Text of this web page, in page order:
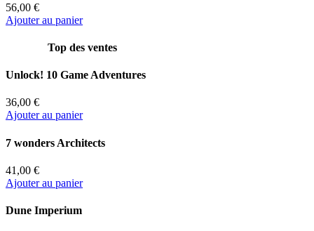
56,00 €
Ajouter au panier
Top des ventes
Unlock! 10 Game Adventures
36,00 €
Ajouter au panier
7 wonders Architects
41,00 €
Ajouter au panier
Dune Imperium